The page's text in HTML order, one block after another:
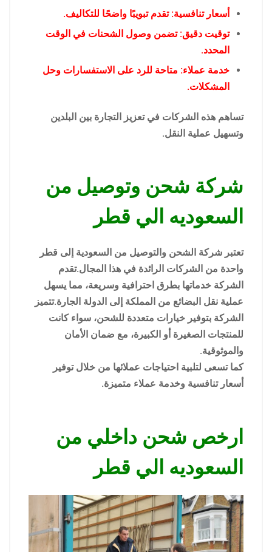
أسعار تنافسية: تقدم تبويبًا واضحًا للتكاليف.
توقيت دقيق: تضمن وصول الشحنات في الوقت
المحدد.
خدمة عملاء: متاحة للرد على الاستفسارات وحل
المشكلات.
تساهم هذه الشركات في تعزيز التجارة بين البلدين
وتسهيل عملية النقل.
شركة شحن وتوصيل من
السعوديه الي قطر
تعتبر شركة الشحن والتوصيل من السعودية إلى قطر
واحدة من الشركات الرائدة في هذا المجال.تقدم
الشركة خدماتها بطرق احترافية وسريعة، مما يسهل
عملية نقل البضائع من المملكة إلى الدولة الجارة.تتميز
الشركة بتوفير خيارات متعددة للشحن، سواء كانت
للمنتجات الصغيرة أو الكبيرة، مع ضمان الأمان
والموثوقية.
كما تسعى لتلبية احتياجات عملائها من خلال توفير
أسعار تنافسية وخدمة عملاء متميزة.
ارخص شحن داخلي من
السعوديه الي قطر